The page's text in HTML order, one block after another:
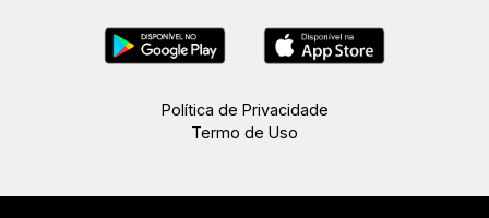
Política de Privacidade
Termo de Uso